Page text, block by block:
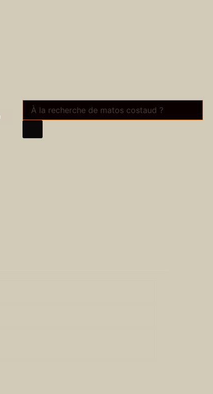
Recherche